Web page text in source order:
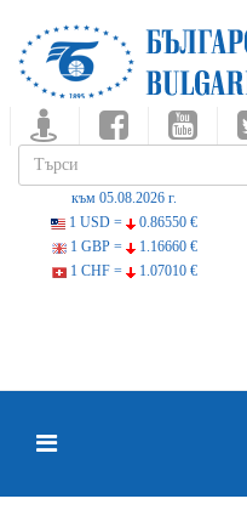
към 05.08.2026 г.
1 USD =
0.86550 €
1 GBP =
1.16660 €
1 CHF =
1.07010 €